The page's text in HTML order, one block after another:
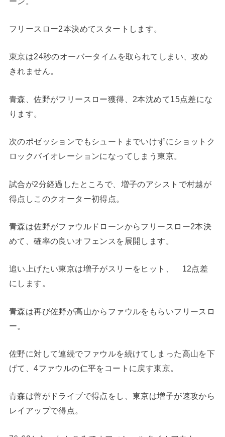
フリースロー2本決めてスタートします。
東京は24秒のオーバータイムを取られてしまい、攻め
きれません。
青森、佐野がフリースロー獲得、2本沈めて15点差にな
ります。
次のポゼッションでもシュートまでいけずにショットク
ロックバイオレーションになってしまう東京。
試合が2分経過したところで、増子のアシストで村越が
得点しこのクオーター初得点。
青森は佐野がファウルドローンからフリースロー2本決
めて、確率の良いオフェンスを展開します。
追い上げたい東京は増子がスリーをヒット、 12点差
にします。
青森は再び佐野が高山からファウルをもらいフリースロ
ー。
佐野に対して連続でファウルを続けてしまった高山を下
げて、4ファウルの仁平をコートに戻す東京。
青森は菅がドライブで得点をし、東京は増子が速攻から
レイアップで得点。